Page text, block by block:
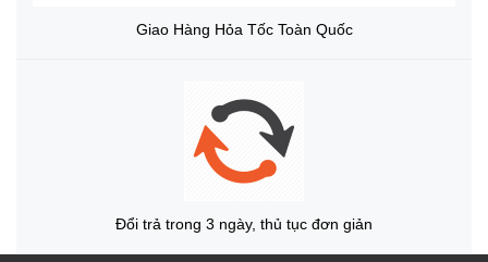
Giao Hàng Hỏa Tốc Toàn Quốc
Đổi trả trong 3 ngày, thủ tục đơn giản